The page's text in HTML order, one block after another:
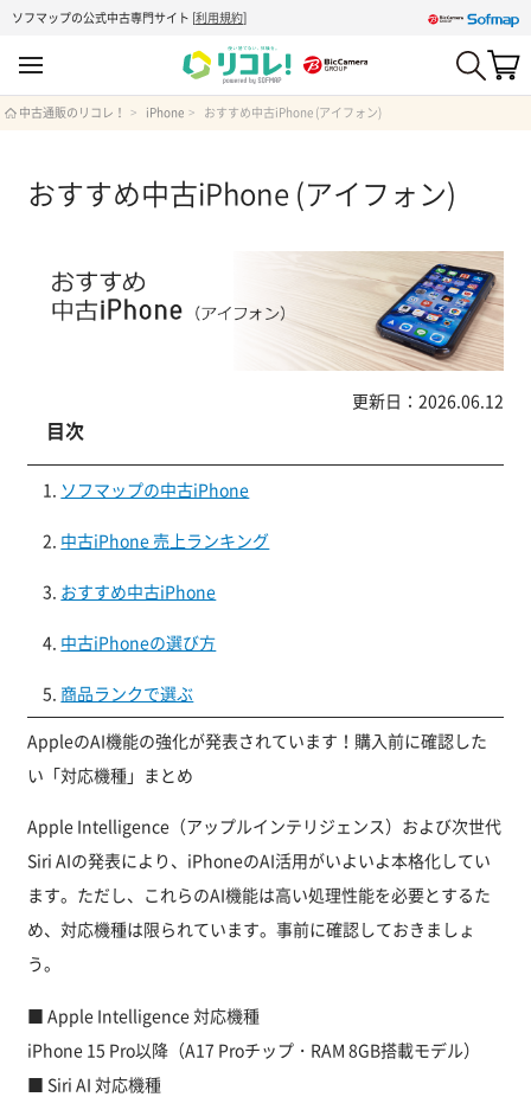
ソフマップの公式中古専門サイト [利用規約]
中古通販のリコレ！ iPhone おすすめ中古iPhone (アイフォン)
おすすめ中古iPhone (アイフォン)
更新日：2026.06.12
目次
ソフマップの中古iPhone
中古iPhone 売上ランキング
おすすめ中古iPhone
中古iPhoneの選び方
商品ランクで選ぶ
AppleのAI機能の強化が発表されています！購入前に確認した
い「対応機種」まとめ
Apple Intelligence（アップルインテリジェンス）および次世代
Siri AIの発表により、iPhoneのAI活用がいよいよ本格化してい
ます。ただし、これらのAI機能は高い処理性能を必要とするた
め、対応機種は限られています。事前に確認しておきましょ
う。
■ Apple Intelligence 対応機種
iPhone 15 Pro以降（A17 Proチップ・RAM 8GB搭載モデル）
■ Siri AI 対応機種